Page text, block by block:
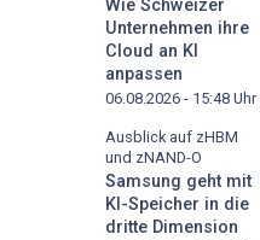
Wie Schweizer
Unternehmen ihre
Cloud an KI
anpassen
06.08.2026 - 15:48 Uhr
Ausblick auf zHBM
und zNAND-O
Samsung geht mit
KI-Speicher in die
dritte Dimension